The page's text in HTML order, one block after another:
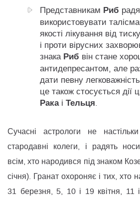
Представникам Риб
використовувати
якості лікування від
і проти вірусних
знака Риб він стане
антидепресантом, але
дати певну
це також стосується дії
Ракаі Тельця.
Сучасні астрологи не
стародавні колеги, і радять
всім, хто народився під знаком
січня). Гранат охороняє і тих, хто
31 березня, 5, 10 і 19 квітня, 11